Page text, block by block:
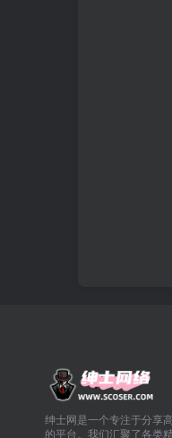
绅士网是一个专注于分享
的平台。我们汇聚了各类